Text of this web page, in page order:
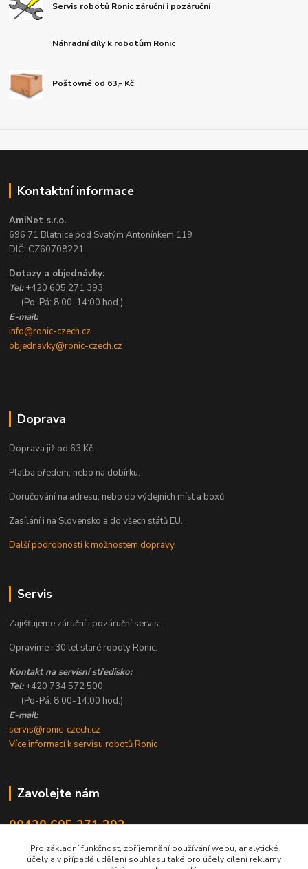
Servis robotů Ronic záruční i pozáruční
Náhradní díly k robotům Ronic
Poštovné od 63,- Kč
Kontaktní informace
AmiNet s.r.o.
696 71 Blatnice pod Svatým Antonínkem 119
DIČ: CZ60708221
Dotazy a objednávky:
Tel:+420 605 271 393
(Po-Pá: 8:00-14:00 hod.)
E-mail:
info@ronic-czech.cz
objednavky@ronic-czech.cz
Doprava
Doprava již od 63 Kč.
Platba předem, nebo na dobírku.
Doručování na adresu, nebo do výdejních míst a boxů.
Zasílání i na Slovensko a do všech států EU.
Další podrobnosti k možnostem dopravy.
Servis
Zajišťujeme záruční i pozáruční servis.
Opravíme i 30 let staré roboty Ronic.
Kontakt na servisní středisko:
Tel:+420 734 572 500
(Po-Pá: 8:00-14:00 hod.)
E-mail:
servis@ronic-czech.cz
Více informací k servisu robotů Ronic
Zavolejte nám
00420 605 271 393
info@ronic-czech.cz
Pro základní funkčnost, zpříjemnění používání webu, analytické
účely a v případě udělení souhlasu také pro účely cílení reklamy